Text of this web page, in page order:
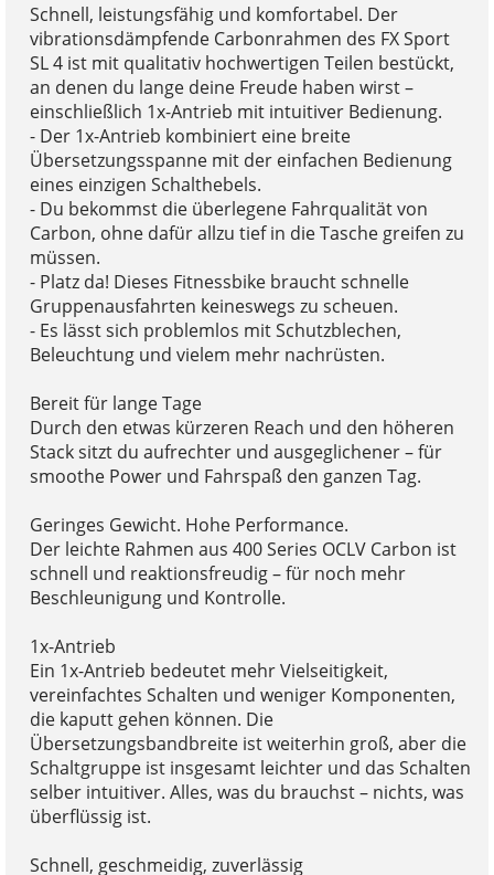
Schnell, leistungsfähig und komfortabel. Der
vibrationsdämpfende Carbonrahmen des FX Sport
SL 4 ist mit qualitativ hochwertigen Teilen bestückt,
an denen du lange deine Freude haben wirst –
einschließlich 1x-Antrieb mit intuitiver Bedienung.
- Der 1x-Antrieb kombiniert eine breite
Übersetzungsspanne mit der einfachen Bedienung
eines einzigen Schalthebels.
- Du bekommst die überlegene Fahrqualität von
Carbon, ohne dafür allzu tief in die Tasche greifen zu
müssen.
- Platz da! Dieses Fitnessbike braucht schnelle
Gruppenausfahrten keineswegs zu scheuen.
- Es lässt sich problemlos mit Schutzblechen,
Beleuchtung und vielem mehr nachrüsten.
Bereit für lange Tage
Durch den etwas kürzeren Reach und den höheren
Stack sitzt du aufrechter und ausgeglichener – für
smoothe Power und Fahrspaß den ganzen Tag.
Geringes Gewicht. Hohe Performance.
Der leichte Rahmen aus 400 Series OCLV Carbon ist
schnell und reaktionsfreudig – für noch mehr
Beschleunigung und Kontrolle.
1x-Antrieb
Ein 1x-Antrieb bedeutet mehr Vielseitigkeit,
vereinfachtes Schalten und weniger Komponenten,
die kaputt gehen können. Die
Übersetzungsbandbreite ist weiterhin groß, aber die
Schaltgruppe ist insgesamt leichter und das Schalten
selber intuitiver. Alles, was du brauchst – nichts, was
überflüssig ist.
Schnell, geschmeidig, zuverlässig